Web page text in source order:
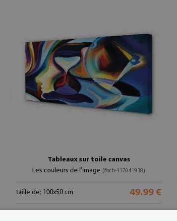
Tableaux sur toile canvas
Les couleurs de l'image (#och-117041938)
taille de: 100x50 cm 49.99 €